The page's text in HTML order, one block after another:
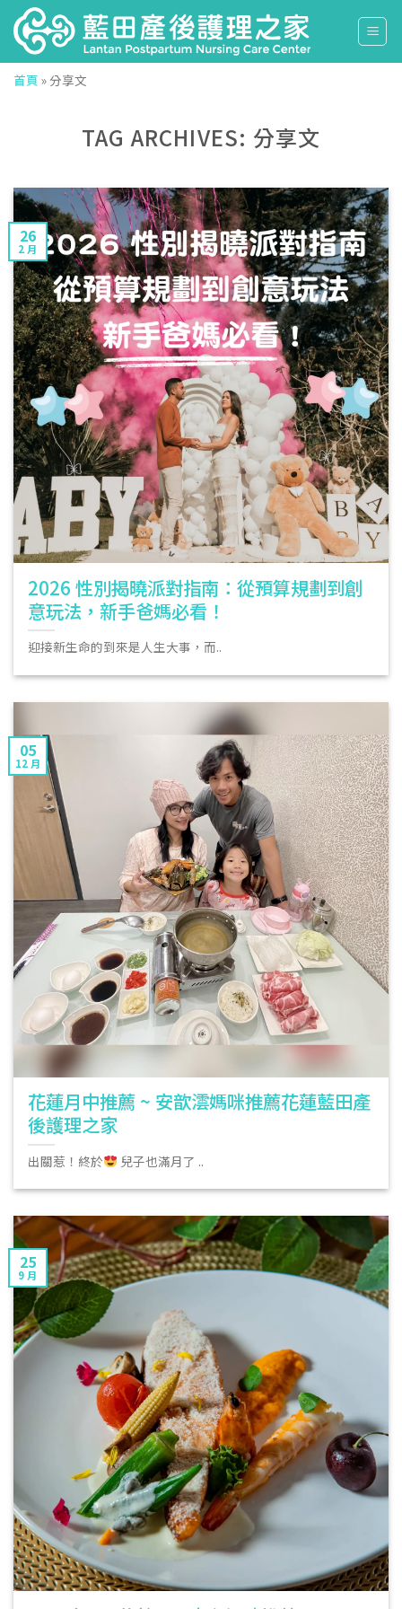
Skip
to
content
首頁 » 分享文
TAG ARCHIVES: 分享文
2026 性別揭曉派對指南：從預算規劃到創
意玩法，新手爸媽必看！
迎接新生命的到來是人生大事，而..
26
2 月
花蓮月中推薦 ~ 安歆澐媽咪推薦花蓮藍田產
後護理之家
出關惹！終於 兒子也滿月了 ..
05
12 月
25
9 月